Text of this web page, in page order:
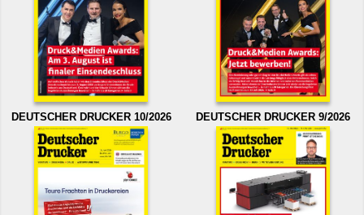
DEUTSCHER DRUCKER 10/2026 DEUTSCHER DRUCKER 9/2026